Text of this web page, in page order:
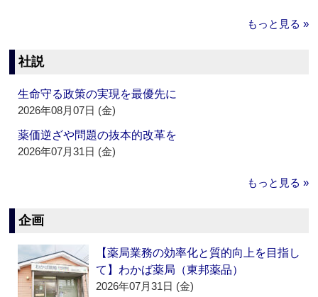
もっと見る »
社説
生命守る政策の実現を最優先に
2026年08月07日 (金)
薬価逆ざや問題の抜本的改革を
2026年07月31日 (金)
もっと見る »
企画
【薬局業務の効率化と質的向上を目指し
て】わかば薬局（東邦薬品）
2026年07月31日 (金)